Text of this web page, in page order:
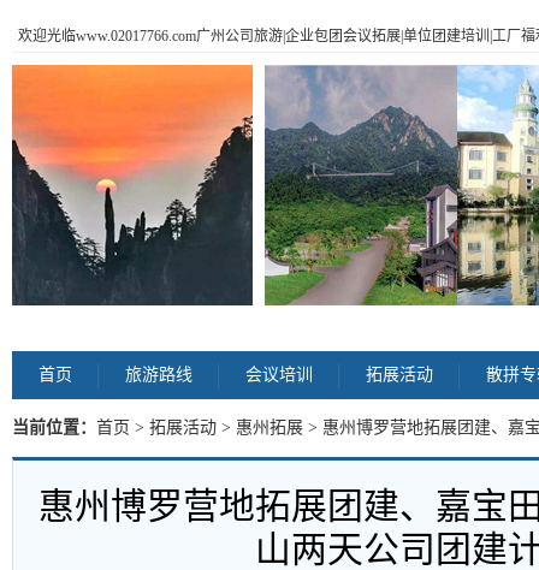
欢迎光临www.02017766.com广州公司旅游|企业包团会议拓展|单位团建培训|工厂
首页 旅游路线 会议培训 拓展活动 散拼
当前位置： 首页 > 拓展活动 > 惠州拓展 > 惠州博罗营地拓展团建、嘉
划 内容
惠州博罗营地拓展团建、嘉宝
山两天公司团建